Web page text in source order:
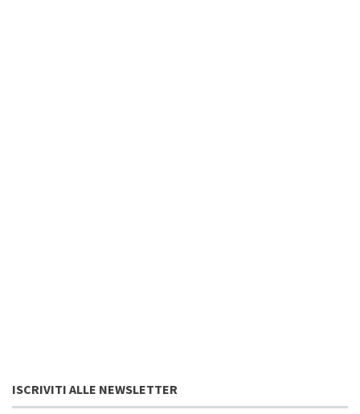
ISCRIVITI ALLE NEWSLETTER